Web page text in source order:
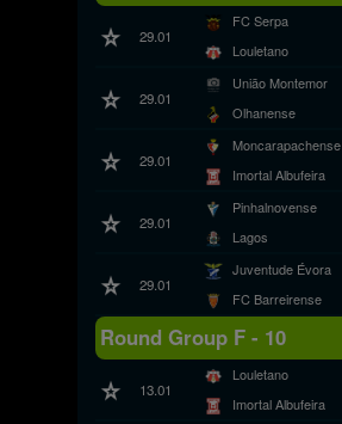
29.01
FC Serpa
Louletano
29.01
União Montemor
Olhanense
29.01
Moncarapachense
Imortal Albufeira
29.01
Pinhalnovense
Lagos
29.01
Juventude Évora
FC Barreirense
Round Group F - 10
13.01
Louletano
Imortal Albufeira